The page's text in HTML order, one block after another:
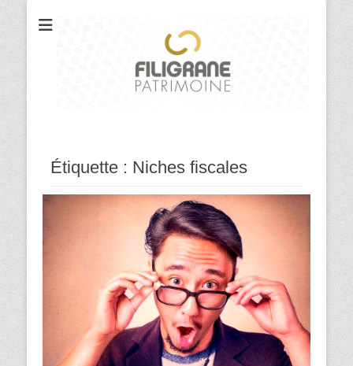
Étiquette : Niches fiscales